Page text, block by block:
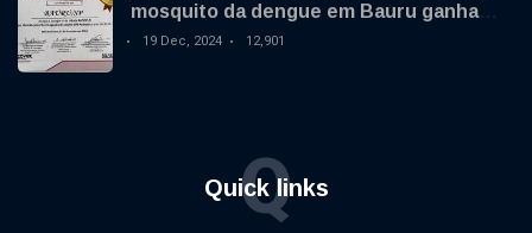
mosquito da dengue em Bauru ganha
destaque nacional
19 Dec, 2024 12,901
Quick links
Q